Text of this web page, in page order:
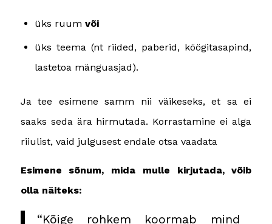
üks ruum või
üks teema (nt riided, paberid, köögitasapind,
lastetoa mänguasjad).
Ja tee esimene samm nii väikeseks, et sa ei
saaks seda ära hirmutada. Korrastamine ei alga
riiulist, vaid julgusest endale otsa vaadata
Esimene sõnum, mida mulle kirjutada, võib
olla näiteks:
“Kõige rohkem koormab mind